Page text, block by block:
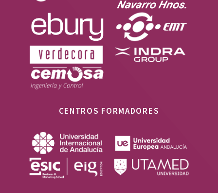
CENTROS FORMADORES